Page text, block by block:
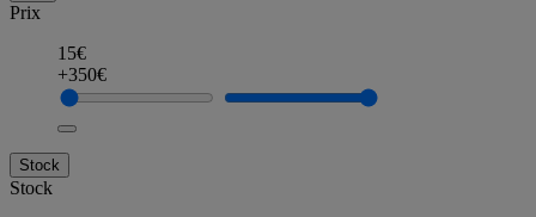
Prix
15€
+350€
Stock
Stock